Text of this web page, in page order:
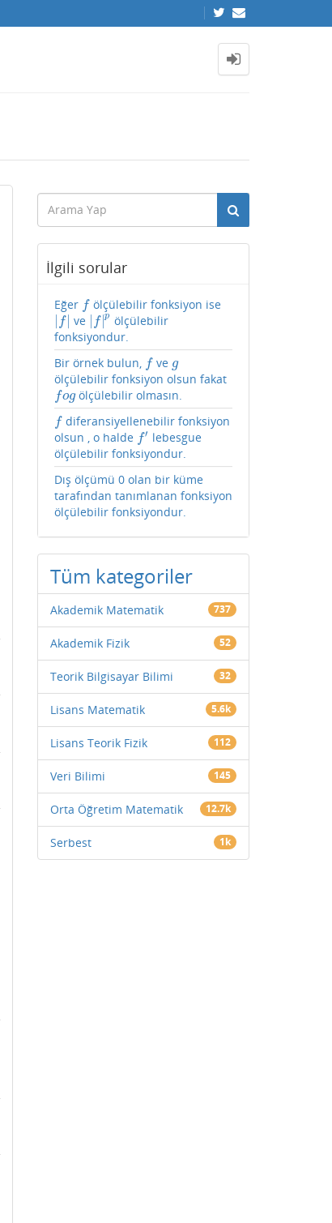
İlgili sorular
Eğer f
f ölçülebilir fonksiyon ise
f|
f| ve f|p
f|p ölçülebilir
fonksiyondur.
Bir örnek bulun, f
f ve g
g
ölçülebilir fonksiyon olsun fakat
fog
fog ölçülebilir olmasın.
f
f diferansiyellenebilir fonksiyon
olsun , o halde f′
f′
lebesgue
ölçülebilir fonksiyondur.
Dış ölçümü 0 olan bir küme
tarafından tanımlanan fonksiyon
ölçülebilir fonksiyondur.
Tüm kategoriler
Akademik Matematik 737
Akademik Fizik 52
Teorik Bilgisayar Bilimi 32
Lisans Matematik 5.6k
Lisans Teorik Fizik 112
Veri Bilimi 145
Orta Öğretim Matematik 12.7k
Serbest 1k